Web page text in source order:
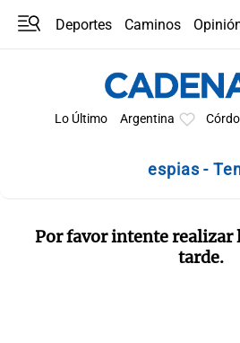
Deportes Caminos
Lo Último Argentina
espias -
Por favor intente realizar
tarde.